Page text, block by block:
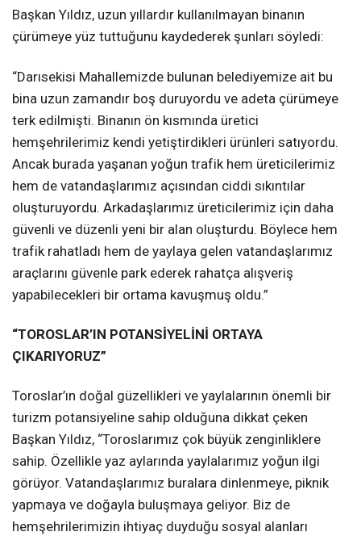
Başkan Yıldız, uzun yıllardır kullanılmayan binanın
çürümeye yüz tuttuğunu kaydederek şunları söyledi:
“Darısekisi Mahallemizde bulunan belediyemize ait bu
bina uzun zamandır boş duruyordu ve adeta çürümeye
terk edilmişti. Binanın ön kısmında üretici
hemşehrilerimiz kendi yetiştirdikleri ürünleri satıyordu.
Ancak burada yaşanan yoğun trafik hem üreticilerimiz
hem de vatandaşlarımız açısından ciddi sıkıntılar
oluşturuyordu. Arkadaşlarımız üreticilerimiz için daha
güvenli ve düzenli yeni bir alan oluşturdu. Böylece hem
trafik rahatladı hem de yaylaya gelen vatandaşlarımız
araçlarını güvenle park ederek rahatça alışveriş
yapabilecekleri bir ortama kavuşmuş oldu.”
“TOROSLAR’IN POTANSİYELİNİ ORTAYA
ÇIKARIYORUZ”
Toroslar’ın doğal güzellikleri ve yaylalarının önemli bir
turizm potansiyeline sahip olduğuna dikkat çeken
Başkan Yıldız, “Toroslarımız çok büyük zenginliklere
sahip. Özellikle yaz aylarında yaylalarımız yoğun ilgi
görüyor. Vatandaşlarımız buralara dinlenmeye, piknik
yapmaya ve doğayla buluşmaya geliyor. Biz de
hemşehrilerimizin ihtiyaç duyduğu sosyal alanları